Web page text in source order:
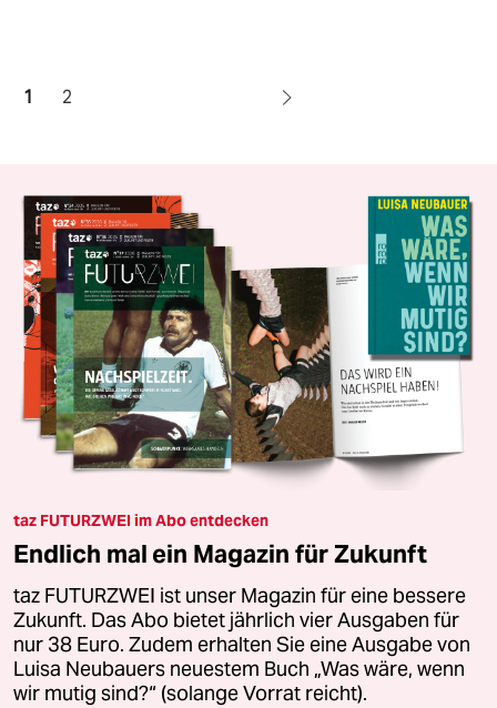
1 2
taz FUTURZWEI im Abo entdecken
Endlich mal ein Magazin für Zukunft
taz FUTURZWEI ist unser Magazin für eine bessere
Zukunft. Das Abo bietet jährlich vier Ausgaben für
nur 38 Euro. Zudem erhalten Sie eine Ausgabe von
Luisa Neubauers neuestem Buch „Was wäre, wenn
wir mutig sind?“ (solange Vorrat reicht).